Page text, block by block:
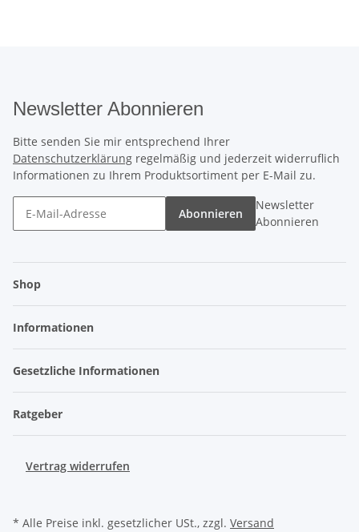
Newsletter Abonnieren
Bitte senden Sie mir entsprechend Ihrer
Datenschutzerklärung regelmäßig und jederzeit widerruflich
Informationen zu Ihrem Produktsortiment per E-Mail zu.
Abonnieren
Newsletter
Abonnieren
Shop
Informationen
Gesetzliche Informationen
Ratgeber
Vertrag widerrufen
* Alle Preise inkl. gesetzlicher USt., zzgl. Versand